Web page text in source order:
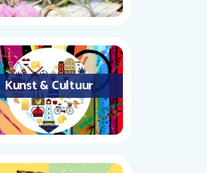
Kunst & Cultuur